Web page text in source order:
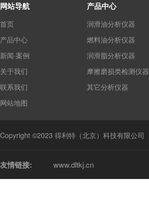
网站导航
首页
产品中心
新闻·案例
关于我们
联系我们
网站地图
产品中心
润滑油分析仪器
燃料油分析仪器
润滑脂分析仪器
摩擦磨损类检测仪器
其它分析仪器
Copyright ©2023 得利特（北京）科技有限公司
友情链接: www.dltkj.cn